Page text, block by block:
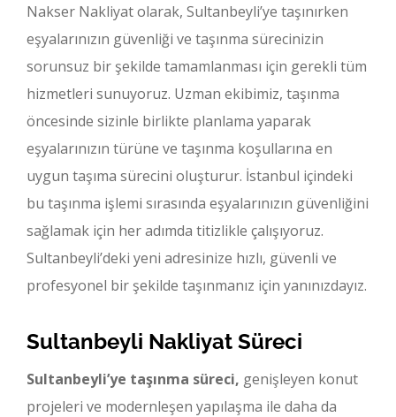
Nakser Nakliyat olarak, Sultanbeyli’ye taşınırken
eşyalarınızın güvenliği ve taşınma sürecinizin
sorunsuz bir şekilde tamamlanması için gerekli tüm
hizmetleri sunuyoruz. Uzman ekibimiz, taşınma
öncesinde sizinle birlikte planlama yaparak
eşyalarınızın türüne ve taşınma koşullarına en
uygun taşıma sürecini oluşturur. İstanbul içindeki
bu taşınma işlemi sırasında eşyalarınızın güvenliğini
sağlamak için her adımda titizlikle çalışıyoruz.
Sultanbeyli’deki yeni adresinize hızlı, güvenli ve
profesyonel bir şekilde taşınmanız için yanınızdayız.
Sultanbeyli Nakliyat Süreci
Sultanbeyli’ye taşınma süreci, genişleyen konut
projeleri ve modernleşen yapılaşma ile daha da